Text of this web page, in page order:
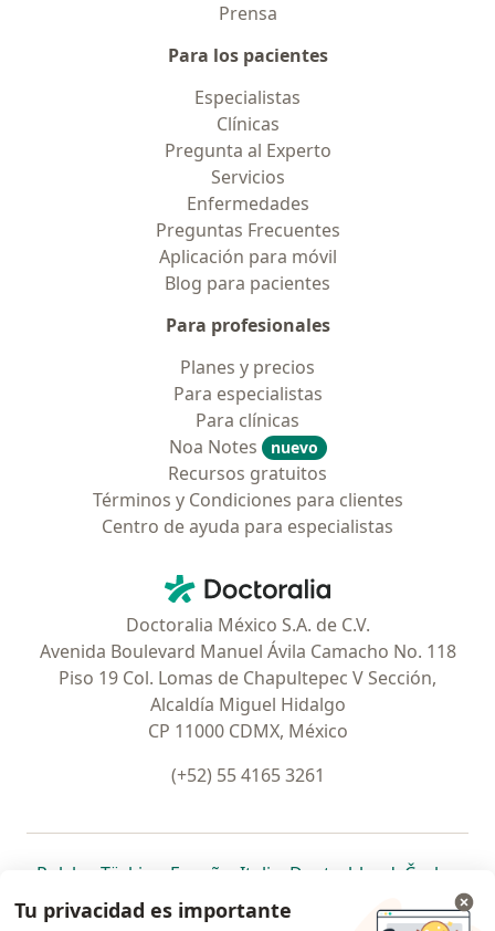
Prensa
Para los pacientes
Especialistas
Clínicas
Pregunta al Experto
Servicios
Enfermedades
Preguntas Frecuentes
Aplicación para móvil
Blog para pacientes
Para profesionales
Planes y precios
Para especialistas
Para clínicas
Noa Notes
nuevo
Recursos gratuitos
Términos y Condiciones para clientes
Centro de ayuda para especialistas
Doctoralia - Página de inicio
Doctoralia México S.A. de C.V.
Avenida Boulevard Manuel Ávila Camacho No. 118
Piso 19 Col. Lomas de Chapultepec V Sección,
Alcaldía Miguel Hidalgo
CP 11000 CDMX, México
(+52) 55 4165 3261
Polska se abre en una nueva pestaña
Türkiye se abre en una nueva pestaña
España se abre en una nueva pestaña
Italia se abre en una nueva
Deutschlandse abre en
Česko
Portugal
se abre en una nueva pestaña
México se abre en una nueva pestaña
Chile se abre en una nueva pestaña
Brasil se abre en una nueva
se abre en
se
se abre en una nueva
Tu privacidad es importante